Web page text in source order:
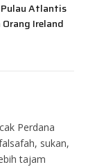
Pulau Atlantis
Ireland
Perdana
sukan,
tajam